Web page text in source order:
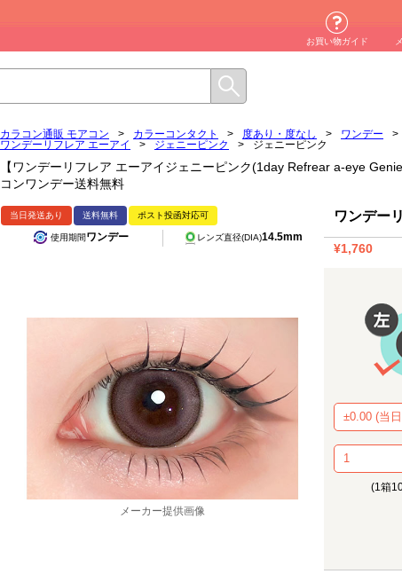
お買い物ガイド
カラコン通販 モアコン > カラーコンタクト > 度あり・度なし > ワンデー >
ワンデーリフレア エーアイ
> ジェニーピンク > ジェニーピンク
【ワンデーリフレア エーアイジェニーピンク(1day Refrear a-eye
コンワンデー送料無料
当日発送あり 送料無料 ポスト投函対応可
使用期間ワンデー レンズ直径(DIA)14.5mm
ワンデー
¥1,760
(1箱